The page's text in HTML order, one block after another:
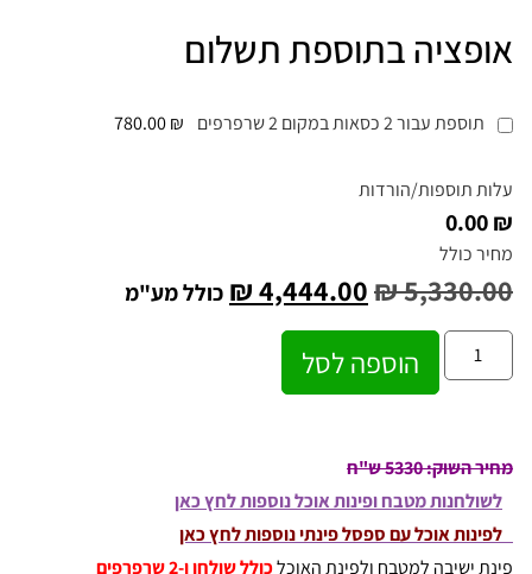
אופציה בתוספת תשלום
תוספת עבור 2 כסאות במקום 2 שרפרפים ₪ 780.00
עלות תוספות/הורדות
₪ 0.00
מחיר כולל
₪5,330.00
₪4,444.00 כולל מע"מ
הוספה לסל
מחיר השוק: 5330 ש"ח
לשולחנות מטבח ופינות אוכל נוספות לחץ כאן
לפינות אוכל עם ספסל פינתי נוספות לחץ כאן
פינת ישיבה למטבח ולפינת האוכלכולל שולחן ו-2 שרפרפים